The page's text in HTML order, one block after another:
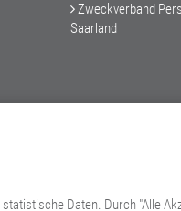
Zweckverband
Saarland
Daten. Durch "Alle